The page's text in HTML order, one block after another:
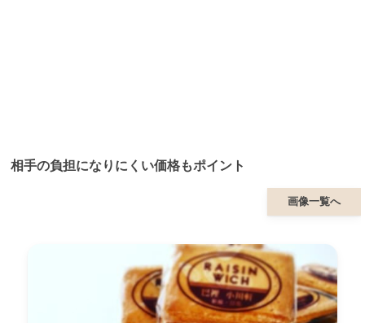
相手の負担になりにくい価格もポイント
画像一覧へ